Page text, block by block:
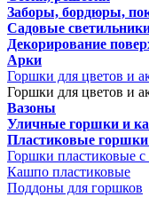
Заборы, бордюры,
Садовые
Декорирование
Арки
Горшки для цветов и
Горшки для цветов и
Вазоны
Уличные горшки и
Пластиковые
Горшки пластиковые
Кашпо пластиковые
Поддоны для горшков